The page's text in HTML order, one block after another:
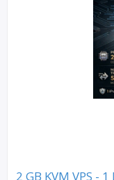
2 GB KVM VPS -